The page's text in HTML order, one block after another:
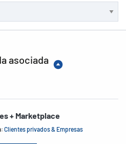
asociada
+ Marketplace
Clientes privados & Empresas